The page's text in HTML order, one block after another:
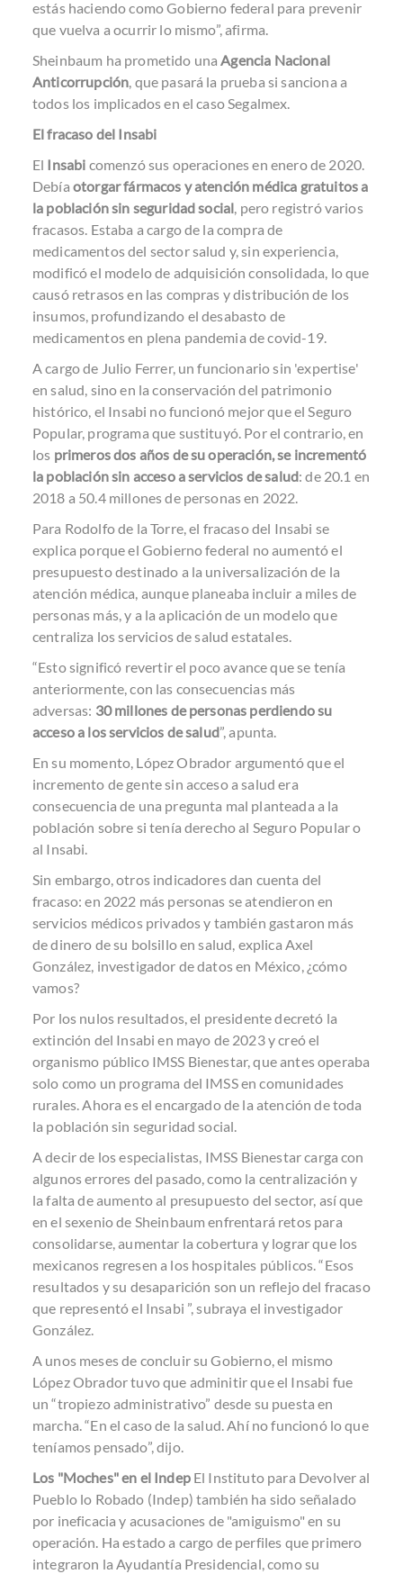
estás haciendo como Gobierno federal para prevenir
que vuelva a ocurrir lo mismo”, afirma.
Sheinbaum ha prometido unaAgencia Nacional
Anticorrupción, que pasará la prueba si sanciona a
todos los implicados en el caso Segalmex.
El fracaso del Insabi
El Insabi comenzó sus operaciones en enero de 2020.
Debía otorgar fármacos y atención médica gratuitos a
la población sin seguridad social, pero registró varios
fracasos. Estaba a cargo de la compra de
medicamentos del sector salud y, sin experiencia,
modificó el modelo de adquisición consolidada, lo que
causó retrasos en las compras y distribución de los
insumos, profundizando el desabasto de
medicamentos en plena pandemia de covid-19.
A cargo de Julio Ferrer, un funcionario sin 'expertise'
en salud, sino en la conservación del patrimonio
histórico, el Insabi no funcionó mejor que el Seguro
Popular, programa que sustituyó. Por el contrario, en
los primeros dos años de su operación, se incrementó
la población sin acceso a servicios de salud: de 20.1 en
2018 a 50.4 millones de personas en 2022.
Para Rodolfo de la Torre, el fracaso del Insabi se
explica porque el Gobierno federal no aumentó el
presupuesto destinado a la universalización de la
atención médica, aunque planeaba incluir a miles de
personas más, y a la aplicación de un modelo que
centraliza los servicios de salud estatales.
“Esto significó revertir el poco avance que se tenía
anteriormente, con las consecuencias más
adversas: 30 millones de personas perdiendo su
acceso a los servicios de salud”, apunta.
En su momento, López Obrador argumentó que el
incremento de gente sin acceso a salud era
consecuencia de una pregunta mal planteada a la
población sobre si tenía derecho al Seguro Popular o
al Insabi.
Sin embargo, otros indicadores dan cuenta del
fracaso: en 2022 más personas se atendieron en
servicios médicos privados y también gastaron más
de dinero de su bolsillo en salud, explica Axel
González, investigador de datos en México, ¿cómo
vamos?
Por los nulos resultados, el presidente decretó la
extinción del Insabi en mayo de 2023 y creó el
organismo público IMSS Bienestar, que antes operaba
solo como un programa del IMSS en comunidades
rurales. Ahora es el encargado de la atención de toda
la población sin seguridad social.
A decir de los especialistas, IMSS Bienestar carga con
algunos errores del pasado, como la centralización y
la falta de aumento al presupuesto del sector, así que
en el sexenio de Sheinbaum enfrentará retos para
consolidarse, aumentar la cobertura y lograr que los
mexicanos regresen a los hospitales públicos. “Esos
resultados y su desaparición son un reflejo del fracaso
que representó el Insabi ”, subraya el investigador
González.
A unos meses de concluir su Gobierno, el mismo
López Obrador tuvo que adminitir que el Insabi fue
un “tropiezo administrativo” desde su puesta en
marcha. “En el caso de la salud. Ahí no funcionó lo que
teníamos pensado”, dijo.
Los "Moches" en el IndepEl Instituto para Devolver al
Pueblo lo Robado (Indep) también ha sido señalado
por ineficacia y acusaciones de "amiguismo" en su
operación. Ha estado a cargo de perfiles que primero
integraron la Ayudantía Presidencial, como su